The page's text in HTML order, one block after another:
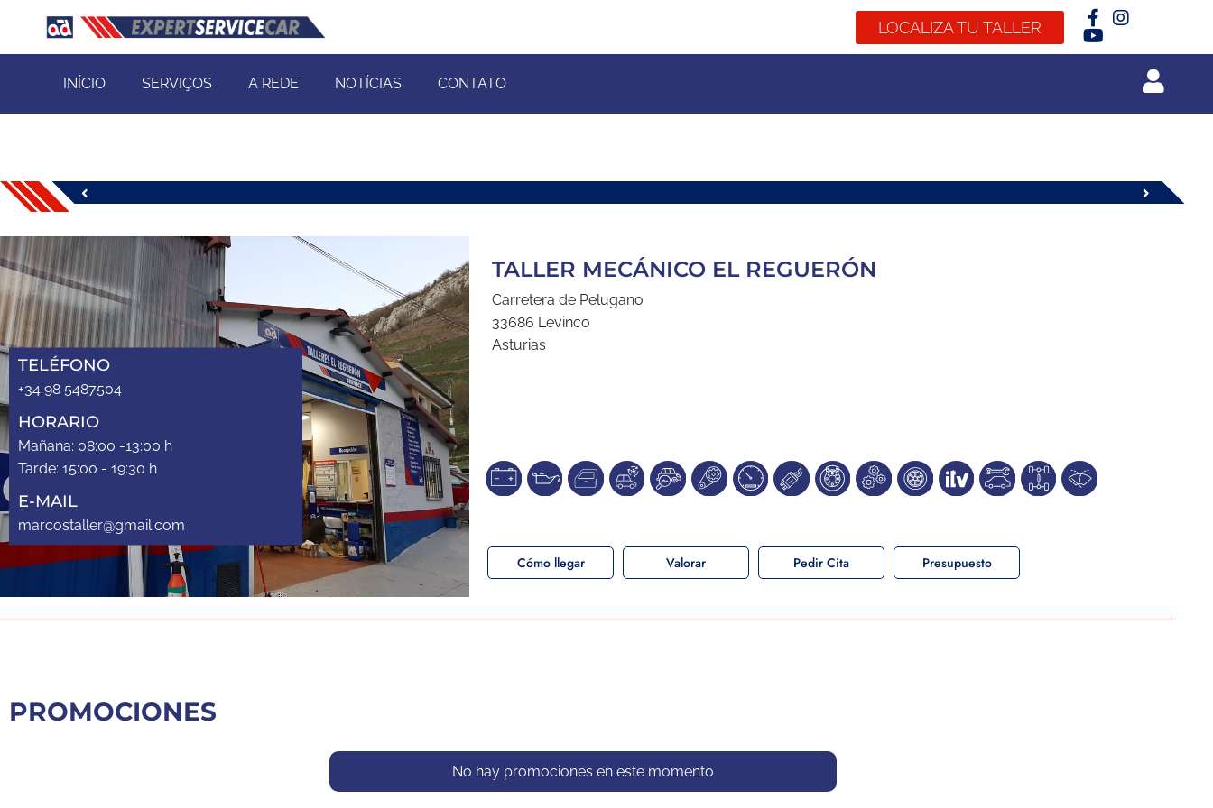
LOCALIZA TU TALLER
INÍCIO SERVIÇOS A REDE NOTÍCIAS CONTATO
TALLER MECÁNICO EL REGUERÓN
Carretera de Pelugano
33686 Levinco
Asturias
Cómo llegar Valorar Pedir Cita Presupuesto
TELÉFONO
+34 98 5487504
HORARIO
Mañana: 08:00 -13:00 h
Tarde: 15:00 - 19:30 h
E-MAIL
marcostaller@gmail.com
PROMOCIONES
No hay promociones en este momento